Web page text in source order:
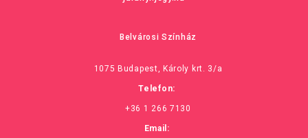
Belvárosi Színház
1075 Budapest, Károly krt. 3/a
Telefon:
+36 1 266 7130
Email: